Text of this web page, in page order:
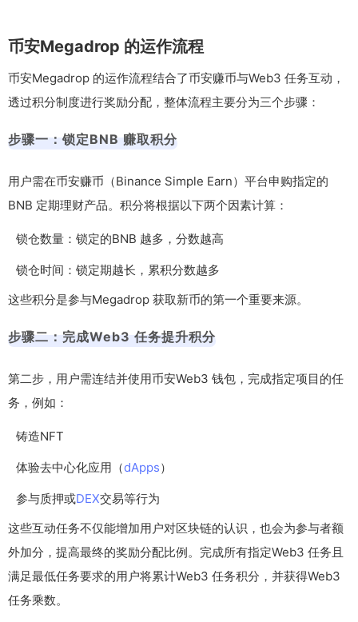
币安Megadrop 的运作流程
币安Megadrop 的运作流程结合了币安赚币与Web3 任务互动，
透过积分制度进行奖励分配，整体流程主要分为三个步骤：
步骤一：锁定BNB 赚取积分
用户需在币安赚币（Binance Simple Earn）平台申购指定的
BNB 定期理财产品。积分将根据以下两个因素计算：
锁仓数量：锁定的BNB 越多，分数越高
锁仓时间：锁定期越长，累积分数越多
这些积分是参与Megadrop 获取新币的第一个重要来源。
步骤二：完成Web3 任务提升积分
第二步，用户需连结并使用币安Web3 钱包，完成指定项目的任
务，例如：
铸造NFT
体验去中心化应用（dApps）
参与质押或DEX交易等行为
这些互动任务不仅能增加用户对区块链的认识，也会为参与者额
外加分，提高最终的奖励分配比例。完成所有指定Web3 任务且
满足最低任务要求的用户将累计Web3 任务积分，并获得Web3
任务乘数。